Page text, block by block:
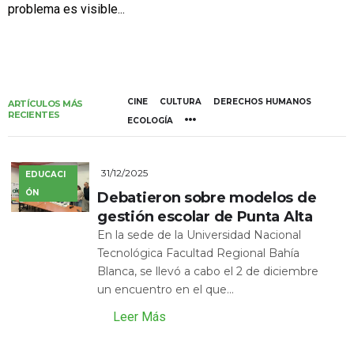
problema es visible...
ARTÍCULOS MÁS
RECIENTES
CINE CULTURA
DERECHOS HUMANOS
ECOLOGÍA
EDUCACI
ÓN
31/12/2025
Debatieron sobre modelos de
gestión escolar de Punta Alta
En la sede de la Universidad Nacional
Tecnológica Facultad Regional Bahía
Blanca, se llevó a cabo el 2 de diciembre
un encuentro en el que...
Leer Más